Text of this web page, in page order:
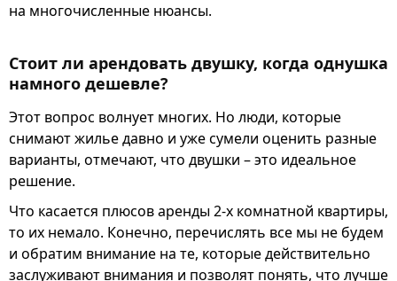
на многочисленные нюансы.
Стоит ли арендовать двушку, когда однушка
намного дешевле?
Этот вопрос волнует многих. Но люди, которые
снимают жилье давно и уже сумели оценить разные
варианты, отмечают, что двушки – это идеальное
решение.
Что касается плюсов аренды 2-х комнатной квартиры,
то их немало. Конечно, перечислять все мы не будем
и обратим внимание на те, которые действительно
заслуживают внимания и позволят понять, что лучше